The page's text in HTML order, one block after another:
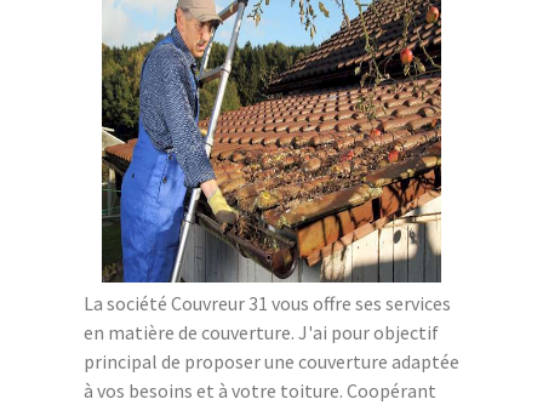
La société Couvreur 31 vous offre ses services
en matière de couverture. J'ai pour objectif
principal de proposer une couverture adaptée
à vos besoins et à votre toiture. Coopérant